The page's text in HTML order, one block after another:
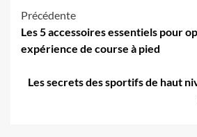
Navigation
d’article
Précédente
Les 5 accessoires essentiels pour
expérience de course à pied
Les secrets des sportifs de haut